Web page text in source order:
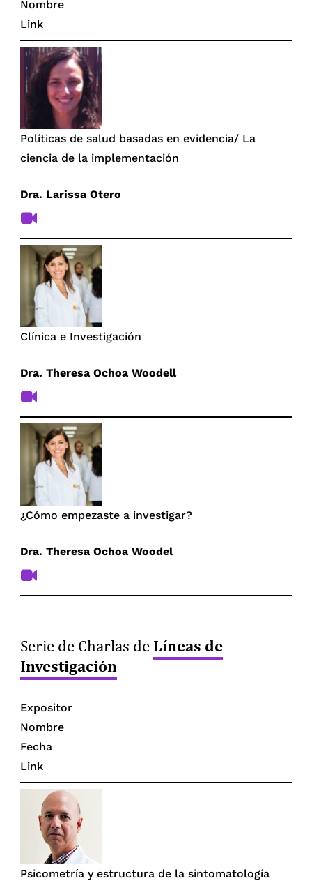
Nombre
Link
Políticas de salud basadas en evidencia/ La
ciencia de la implementación
Dra. Larissa Otero
Clínica e Investigación
Dra. Theresa Ochoa Woodell
¿Cómo empezaste a investigar?
Dra. Theresa Ochoa Woodel
Serie de Charlas de Líneas de
Investigación
Expositor
Nombre
Fecha
Link
Psicometría y estructura de la sintomatología